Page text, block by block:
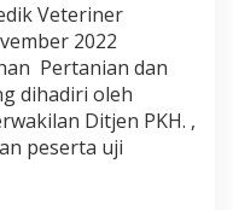
Veteriner
ber 2022
Pertanian dan
dihadiri oleh
Ditjen PKH. ,
peserta uji